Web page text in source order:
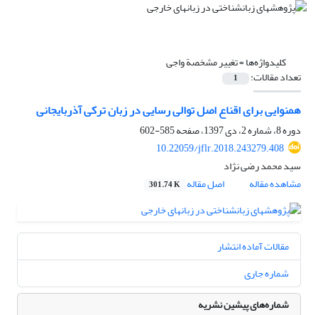
کلیدواژه‌ها =تغییر مشخصة واجی
تعداد مقالات: 1
همنوایی برای اقناع اصل توالی رسایی در زبان ترکی آذربایجانی
دوره 8، شماره 2، دی 1397، صفحه
585-602
10.22059/jflr.2018.243279.408
سید محمد رضی نژاد
مشاهده مقاله
اصل مقاله 301.74 K
مقالات آماده انتشار
شماره جاری
شماره‌های پیشین نشریه